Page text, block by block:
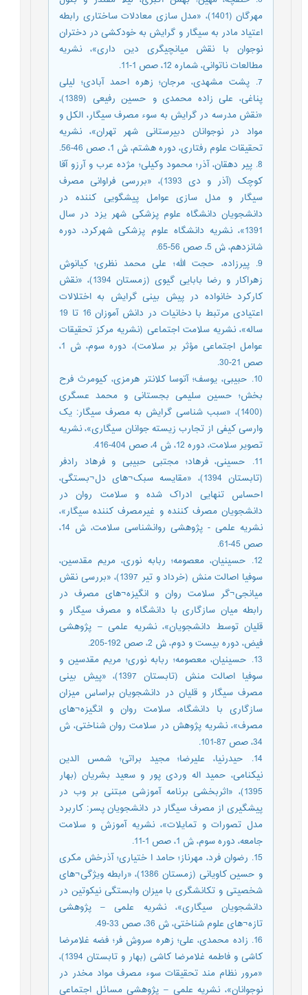
مهرگان (1401)، «مدل سازی معادلات ساختاری رابطه
اعتیاد مادر به سیگار و گرایش به خودکشی در دختران
نوجوان با نقش میانچیگری دین داری»، نشریه
مطالعات ناتوانی، شماره 12، صص 1-11.
7. پشت مشهدی، مرجان؛ زهره احمد آبادی؛ لیلی
پناغی، علی زاده محمدی و حسین رفیعی (1389)،
«نقش مدرسه در گرایش به سوء مصرف سیگار، الکل و
مواد در نوجوانان دبیرستانی شهر تهران»، نشریه
تحقیقات علوم رفتاری، دوره هشتم، ش 1، صص 46-56.
8. پیر دهقان، آذر؛ محمود وکیلی؛ مژده عرب و آرزو آقا
کوچک (آذر و دی 1393)، «بررسی فراوانی مصرف
سیگار و مدل سازی عوامل پیشگویی کننده در
دانشجویان دانشگاه علوم پزشکی شهر یزد در سال
1391»، نشریه دانشگاه علوم پزشکی شهرکرد، دوره
شانزدهم، ش 5، صص 56-65.
9. پیرزاده، حجت الله؛ علی محمد نظری؛ کیانوش
زهراکار و رضا بابایی گیوی (زمستان 1394)، «نقش
کارکرد خانواده در پیش بینی گرایش به اختلالات
اعتیادی مرتبط با دخانیات در دانش آموزان 16 تا 19
ساله»، نشریه سلامت اجتماعی (نشریه مرکز تحقیقات
عوامل اجتماعی مؤثر بر سلامت)، دوره سوم، ش 1،
صص 21-30.
10. حبیبی، یوسف؛ آتوسا کلانتر هرمزی، کیومرث فرح
بخش؛ حسین سلیمی بجستانی و محمد عسگری
(1400)، «سبب شناسی گرایش به مصرف سیگار: یک
وارسی کیفی از تجارب زیسته جوانان سیگاری»، نشریه
تصویر سلامت، دوره 12، ش 4، صص 404-416.
11. حسینی، فرهاد؛ مجتبی حبیبی و فرهاد رادفر
(تابستان 1394)، «مقایسه سبک¬های دل¬بستگی،
احساس تنهایی ادراک شده و سلامت روان در
دانشجویان مصرف کننده و غیرمصرف کننده سیگار»،
نشریه علمی - پژوهشی روانشناسی سلامت، ش 14،
صص 45-61.
12. حسینیان، معصومه؛ ربابه نوری، مریم مقدسین،
سوفیا اصالت منش (خرداد و تیر 1397)، «بررسی نقش
میانجی¬گر سلامت روان و انگیزه¬های مصرف در
رابطه میان سازگاری با دانشگاه و مصرف سیگار و
قلیان توسط دانشجویان»، نشریه علمی – پژوهشی
فیض، دوره بیست و دوم، ش 2، صص 192-205.
13. حسینیان، معصومه؛ ربابه نوری؛ مریم مقدسین و
سوفیا اصالت منش (تابستان 1397)، «پیش بینی
مصرف سیگار و قلیان در دانشجویان براساس میزان
سازگاری با دانشگاه، سلامت روان و انگیزه¬های
مصرف»، نشریه پژوهش در سلامت روان شناختی، ش
34، صص 87-101.
14. حیدرنیا، علیرضا؛ مجید براتی؛ شمس الدین
نیکنامی، حمید اله وردی پور و سعید بشریان (بهار
1395)، «اثربخشی برنامه آموزشی مبتنی بر وب در
پیشگیری از مصرف سیگار در دانشجویان پسر: کاربرد
مدل تصورات و تمایلات»، نشریه آموزش و سلامت
جامعه، دوره سوم، ش 1، صص 1-11.
15. رضوان فرد، مهرناز؛ حامد ا ختیاری؛ آذرخش مکری
و حسین کاویانی (زمستان 1386)، «رابطه ویژگی¬های
شخصیتی و تکانشگری با میزان وابستگی نیکوتین در
دانشجویان سیگاری»، نشریه علمی – پژوهشی
تازه¬های علوم شناختی، ش 36، صص 33-49.
16. زاده محمدی، علی؛ زهره سروش فر؛ فضه غلامرضا
کاشی و فاطمه غلامرضا کاشی (بهار و تابستان 1394)،
«مرور نظام مند تحقیقات سوء مصرف مواد مخدر در
نوجوانان»، نشریه علمی – پژوهشی مسائل اجتماعی